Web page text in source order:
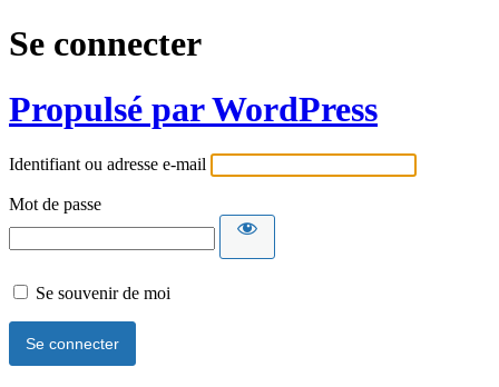
Se connecter
Propulsé par WordPress
Identifiant ou adresse e-mail
Mot de passe
Se souvenir de moi